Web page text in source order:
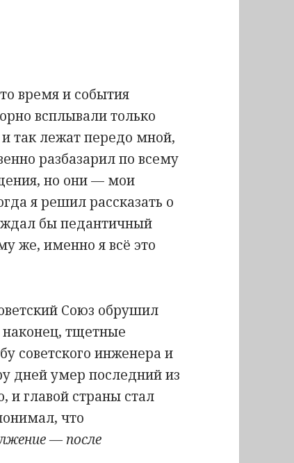
время и события
всплывали только
так лежат передо мной,
разбазарил по всему
но они — мои
я решил рассказать о
бы педантичный
же, именно я всё это
Союз обрушил
наконец, тщетные
советского инженера и
дней умер последний из
и главой страны стал
что
— после